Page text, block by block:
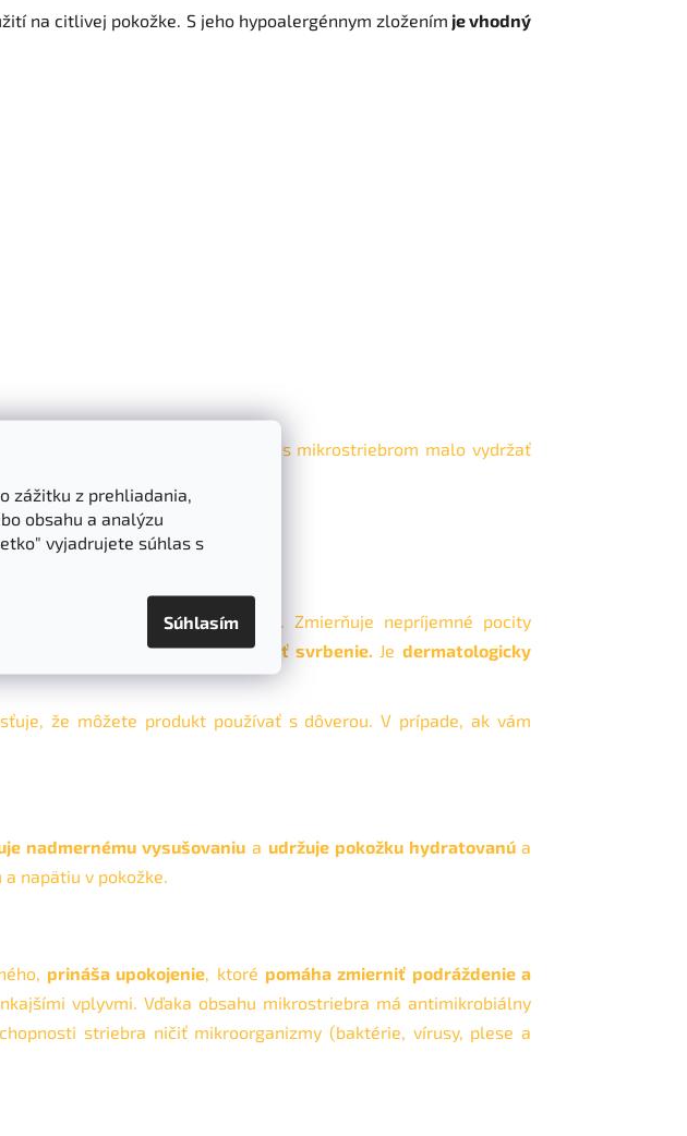
zážitku z prehliadania,
obsahu a analýzu
vyjadrujete súhlas s
Súhlasím
na citlivej pokožke. S jeho hypoalergénnym zložením je vhodný
ukľudňujúceho krému s mikrostriebrom malo vydržať
a ekzematickej pokožky. Zmierňuje nepríjemné pocity
vločiek
pomáha kontrolovať svrbenie. Je dermatologicky
že môžete produkt používať s dôverou. V prípade, ak vám
nadmernému vysušovaniu a udržuje pokožku hydratovanú a
napätiu v pokožke.
prináša upokojenie, ktoré pomáha zmierniť podráždenie a
vplyvmi. Vďaka obsahu mikrostriebra má antimikrobiálny
striebra ničiť mikroorganizmy (baktérie, vírusy, plese a